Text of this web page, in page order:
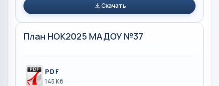
Скачать
План НОК2025 МАДОУ №37
PDF
145 Кб